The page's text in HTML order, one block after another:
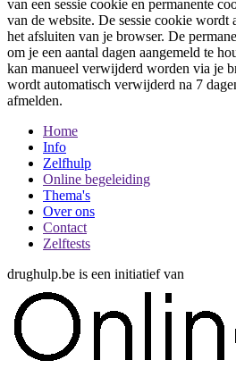
van een sessie cookie en permanente
van de website. De sessie cookie wordt
het afsluiten van je browser. De
om je een aantal dagen aangemeld te
kan manueel verwijderd worden via je
wordt automatisch verwijderd na 7
afmelden.
Home
Info
Zelfhulp
Online begeleiding
Thema's
Over ons
Contact
Zelftests
drughulp.be is een initiatief van